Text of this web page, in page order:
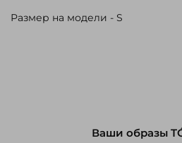
Размер на модели - S
Ваши образы